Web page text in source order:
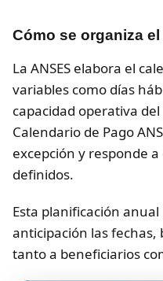
Cómo se organiza
La ANSES elabora el
variables como días
capacidad operativa
Calendario de Pago
excepción y responde
definidos.
Esta planificación
anticipación las
tanto a beneficiarios